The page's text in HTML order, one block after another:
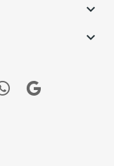

